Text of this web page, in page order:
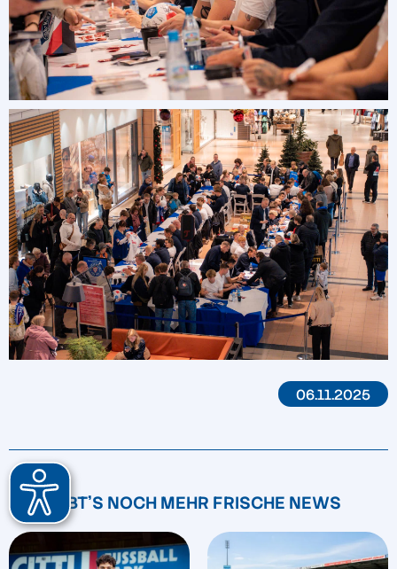
06.11.2025
HIER GIBT'S NOCH MEHR FRISCHE NEWS